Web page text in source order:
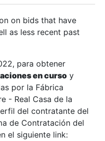
on bids that have
as less recent past
para obtener
en curso y
por la Fábrica
- Real Casa de la
del contratante del
de Contratación del
el siguiente link: